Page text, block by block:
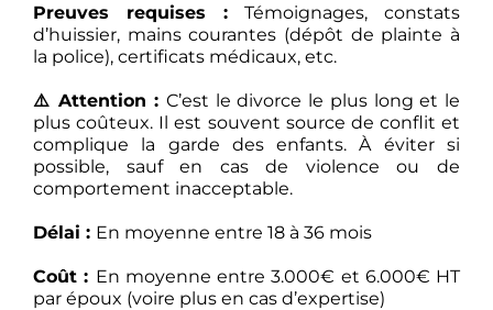
Preuves requises :Témoignages, constats
d’huissier, mains courantes (dépôt de plainte à
la police), certificats médicaux, etc.
⚠️ Attention : C’est le divorce le plus long et le
plus coûteux. Il est souvent source de conflit et
complique la garde des enfants. À éviter si
possible, sauf en cas de violence ou de
comportement inacceptable.
Délai : En moyenne entre 18 à 36 mois
Coût : En moyenne entre 3.000€ et 6.000€ HT
par époux (voire plus en cas d’expertise)